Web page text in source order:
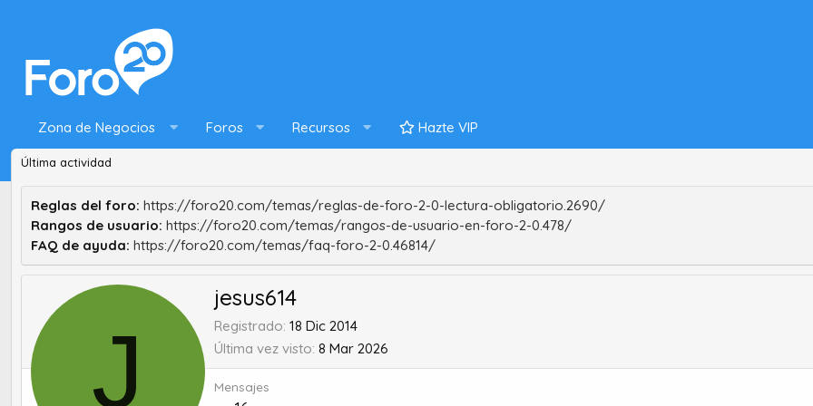
Zona de Negocios Foros Recursos Hazte VIP
Última actividad
Reglas del foro: https://foro20.com/temas/reglas-de-foro-2-0-lectura-obligatorio.2690/
Rangos de usuario: https://foro20.com/temas/rangos-de-usuario-en-foro-2-0.478/
FAQ de ayuda: https://foro20.com/temas/faq-foro-2-0.46814/
J
jesus614
Registrado 18 Dic 2014
Última vez visto 8 Mar 2026
Mensajes